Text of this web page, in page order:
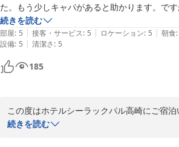
ホテルシーラックパル高崎　支配人
ホテル シーラックパル高崎
た。もう少しキャパがあると助かります。で
利用させて頂きます。
続きを読む
部屋: 5 | 接客・サービス: 5 | ロケーション: 5 | 朝食:
設備: 5 | 清潔さ: 5
185
この度はホテルシーラックパル高崎にご宿
りがとうございます。
続きを読む